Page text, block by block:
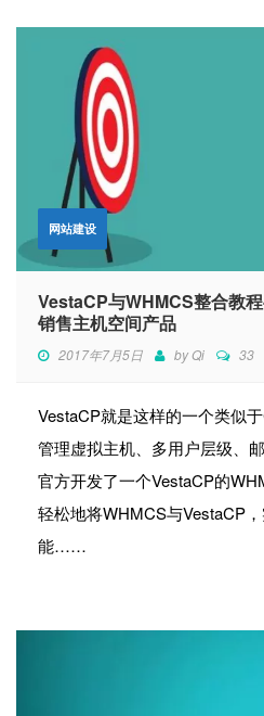
网站建设
VestaCP与WHMCS整合教
销售主机空间产品
2017年7月5日 byQi 33
VestaCP就是这样的一个类似
管理虚拟主机、多用户层级、
官方开发了一个VestaCP的
轻松地将WHMCS与VestaCP
能……